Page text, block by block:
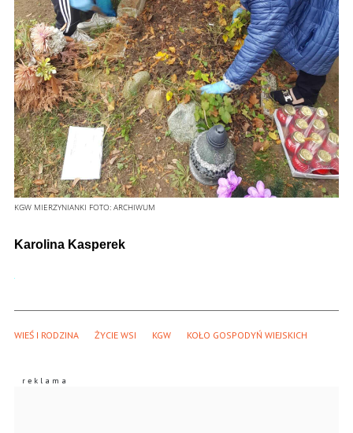
KGW MIERZYNIANKI FOTO: ARCHIWUM
Karolina Kasperek
WIEŚ I RODZINA ŻYCIE WSI KGW KOŁO GOSPODYŃ WIEJSKICH